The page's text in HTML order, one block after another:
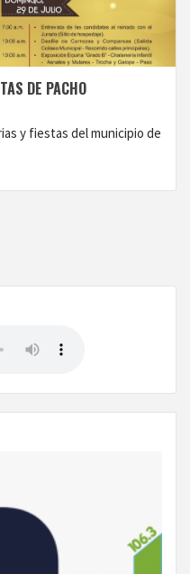
DE PACHO
y fiestas del municipio de